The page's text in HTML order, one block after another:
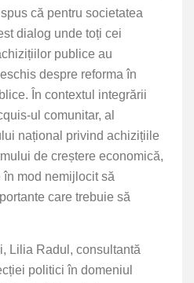
că pentru societatea
dialog unde toți cei
publice au
despre reforma în
În contextul integrării
ul comunitar, al
național privind achizițiile
de creștere economică,
mod nemijlocit să
care trebuie să
Lilia Radul, consultantă
politici în domeniul